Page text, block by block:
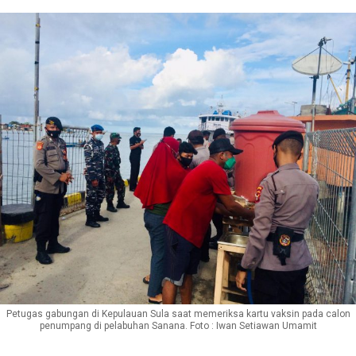
Petugas gabungan di Kepulauan Sula saat memeriksa kartu vaksin pada calon
penumpang di pelabuhan Sanana. Foto : Iwan Setiawan Umamit